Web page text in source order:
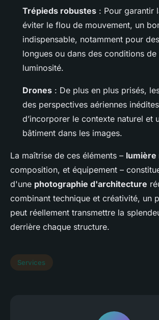
Trépieds robustes : Pour garantir
éviter le flou de mouvement, un
indispensable, notamment pour
longues ou dans des conditions
luminosité.
Drones : De plus en plus prisés,
des perspectives aériennes
d’incorporer le contexte naturel et
bâtiment dans les images.
La maîtrise de ces éléments – lumière
composition, et équipement –
d'une photographie d'architecture
combinant technique et créativité, un
peut réellement transmettre la
derrière chaque structure.
Services